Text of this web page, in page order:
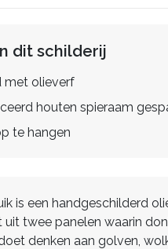
dit schilderij
met olieverf
houten spieraam
te hangen
is een handgeschilderd
twee panelen waarin
denken aan golven,